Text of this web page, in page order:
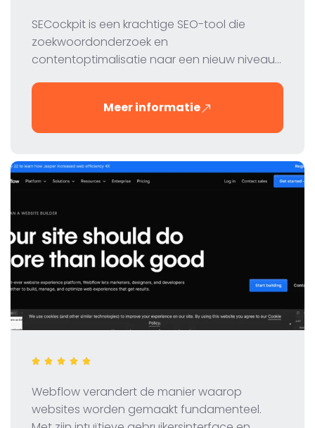
SECockpit is een krachtige SEO-tool die
zoekwoordonderzoek en
contentoptimalisatie naar een nieuw niveau
digitale marketeers en SEO-professionals.
Meer informatie
Webflow verandert de manier waarop
websites worden gemaakt fundamenteel.